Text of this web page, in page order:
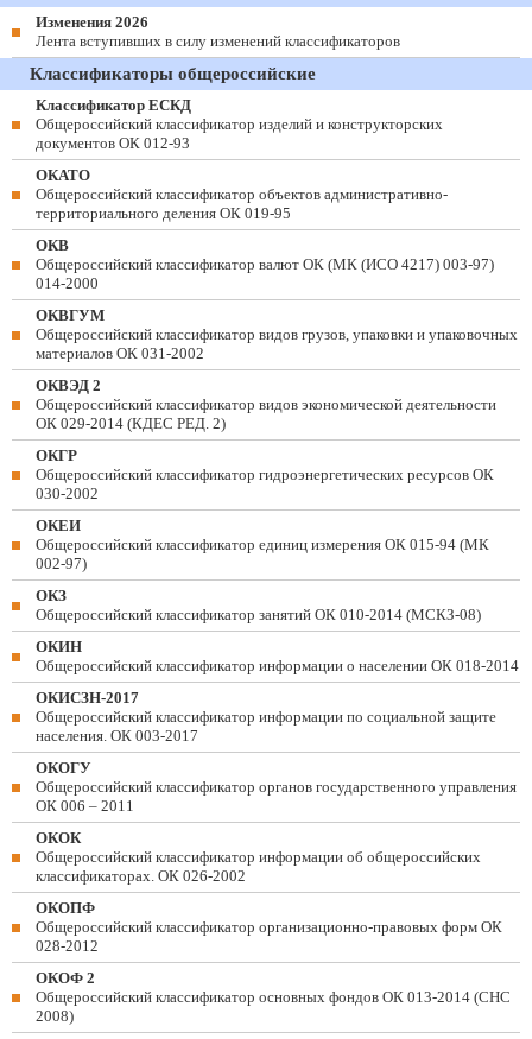
Изменения 2026
Лента вступивших в силу изменений классификаторов
Классификаторы общероссийские
Классификатор ЕСКД
Общероссийский классификатор изделий и конструкторских
документов ОК 012-93
ОКАТО
Общероссийский классификатор объектов административно-
территориального деления ОК 019-95
ОКВ
Общероссийский классификатор валют ОК (МК (ИСО 4217) 003-97)
014-2000
ОКВГУМ
Общероссийский классификатор видов грузов, упаковки и упаковочных
материалов ОК 031-2002
ОКВЭД 2
Общероссийский классификатор видов экономической деятельности
ОК 029-2014 (КДЕС РЕД. 2)
ОКГР
Общероссийский классификатор гидроэнергетических ресурсов ОК
030-2002
ОКЕИ
Общероссийский классификатор единиц измерения ОК 015-94 (МК
002-97)
ОКЗ
Общероссийский классификатор занятий ОК 010-2014 (МСКЗ-08)
ОКИН
Общероссийский классификатор информации о населении ОК 018-2014
ОКИСЗН-2017
Общероссийский классификатор информации по социальной защите
населения. ОК 003-2017
ОКОГУ
Общероссийский классификатор органов государственного управления
ОК 006 – 2011
ОКОК
Общероссийский классификатор информации об общероссийских
классификаторах. ОК 026-2002
ОКОПФ
Общероссийский классификатор организационно-правовых форм ОК
028-2012
ОКОФ 2
Общероссийский классификатор основных фондов ОК 013-2014 (СНС
2008)